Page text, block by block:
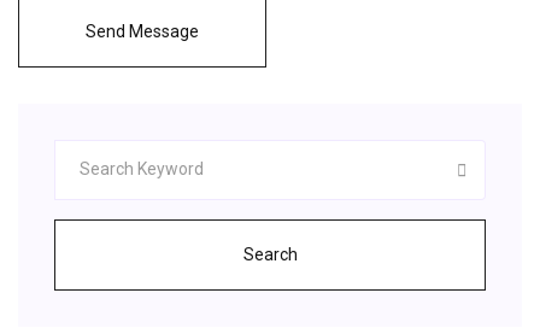
Send Message
Search